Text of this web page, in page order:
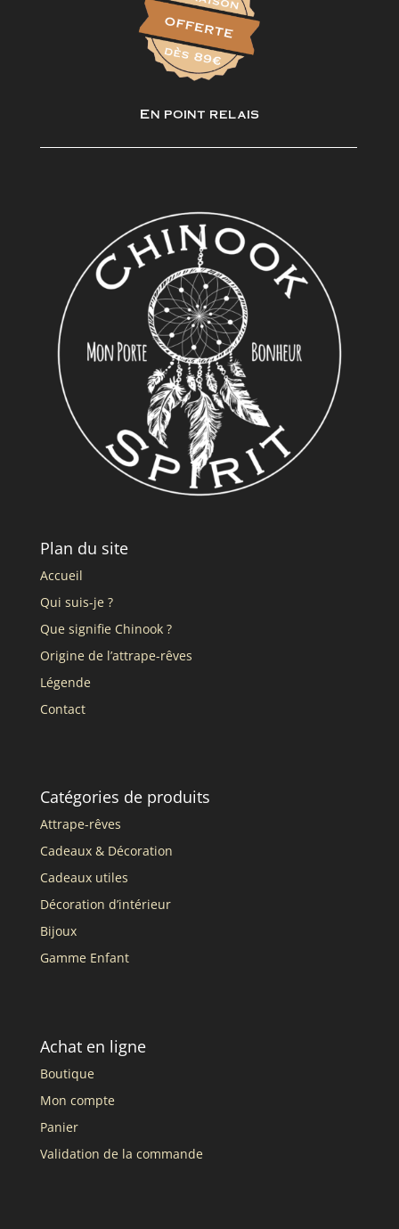
En point relais
Plan du site
Accueil
Qui suis-je ?
Que signifie Chinook ?
Origine de l’attrape-rêves
Légende
Contact
Catégories de produits
Attrape-rêves
Cadeaux & Décoration
Cadeaux utiles
Décoration d’intérieur
Bijoux
Gamme Enfant
Achat en ligne
Boutique
Mon compte
Panier
Validation de la commande